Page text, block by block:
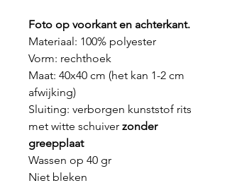
Foto op voorkant en achterkant.
Materiaal: 100% polyester
Vorm: rechthoek
Maat: 40x40 cm (het kan 1-2 cm
afwijking)
Sluiting: verborgen kunststof rits
met witte schuiver zonder
greepplaat
Wassen op 40 gr
Niet bleken